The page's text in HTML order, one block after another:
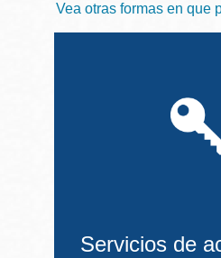
Vea otras formas en que
Servicios de